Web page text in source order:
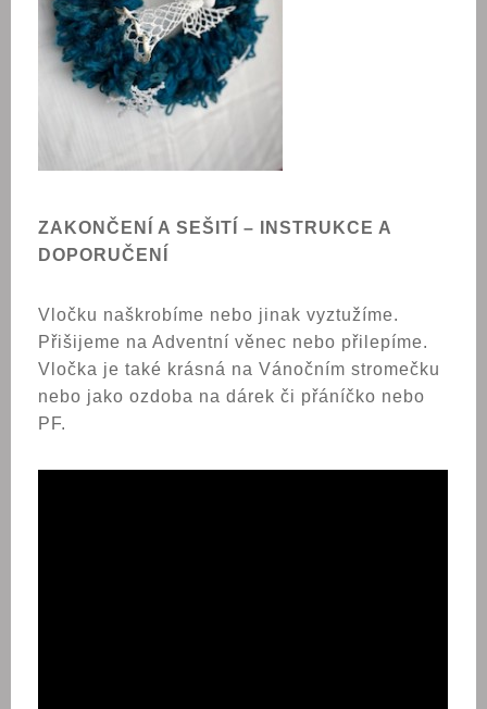
ZAKONČENÍ A SEŠITÍ – INSTRUKCE A
DOPORUČENÍ
Vločku naškrobíme nebo jinak vyztužíme.
Přišijeme na Adventní věnec nebo přilepíme.
Vločka je také krásná na Vánočním stromečku
nebo jako ozdoba na dárek či přáníčko nebo
PF.